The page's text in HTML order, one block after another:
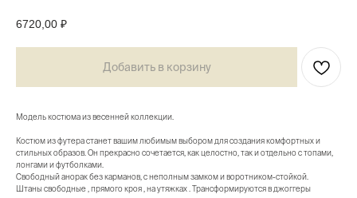
6720,00 ₽
Добавить в корзину
Модель костюма из весенней коллекции.
Костюм из футера станет вашим любимым выбором для создания комфортных и
стильных образов. Он прекрасно сочетается, как целостно, так и отдельно с топами,
лонгами и футболками.
Свободный анорак без карманов, с неполным замком и воротником-стойкой.
Штаны свободные , прямого кроя , на утяжках . Трансформируются в джоггеры